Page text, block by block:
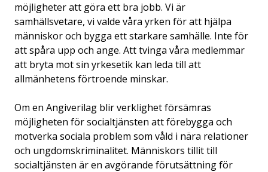
möjligheter att göra ett bra jobb. Vi är
samhällsvetare, vi valde våra yrken för att hjälpa
människor och bygga ett starkare samhälle. Inte för
att spåra upp och ange. Att tvinga våra medlemmar
att bryta mot sin yrkesetik kan leda till att
allmänhetens förtroende minskar.
Om en Angiverilag blir verklighet försämras
möjligheten för socialtjänsten att förebygga och
motverka sociala problem som våld i nära relationer
och ungdomskriminalitet. Människors tillit till
socialtjänsten är en avgörande förutsättning för